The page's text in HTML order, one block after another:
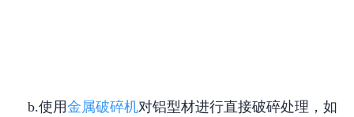
b.使用金属破碎机对铝型材进行直接破碎处理，如